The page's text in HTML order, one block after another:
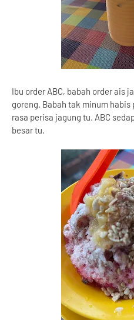
Ibu order ABC, babah order ais
goreng. Babah tak minum
rasa perisa jagung tu. ABC
besar tu.